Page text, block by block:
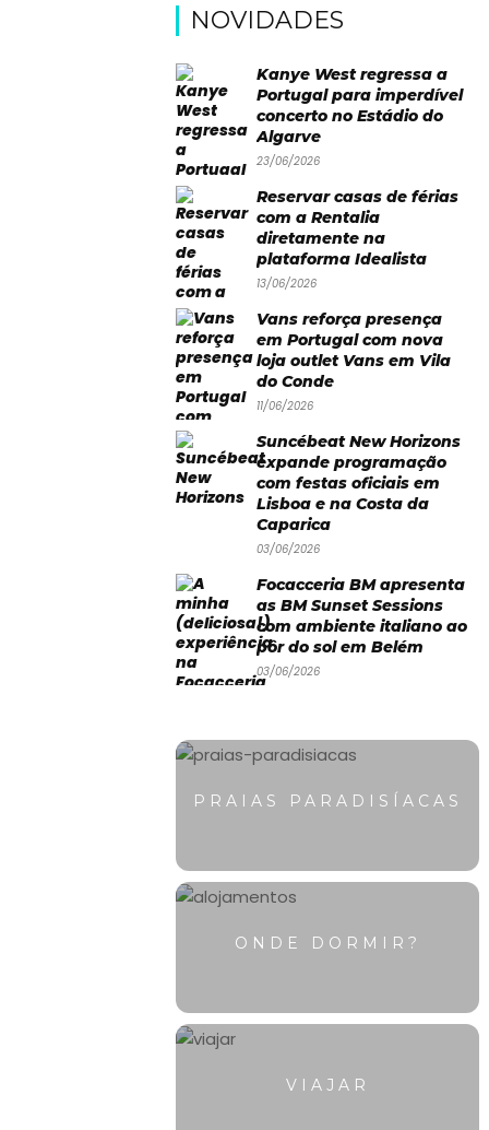
NOVIDADES
Kanye West regressa a
Portugal para imperdível
concerto no Estádio do
Algarve
23/06/2026
Reservar casas de férias
com a Rentalia
diretamente na
plataforma Idealista
13/06/2026
Vans reforça presença
em Portugal com nova
loja outlet Vans em Vila
do Conde
11/06/2026
Suncébeat New Horizons
expande programação
com festas oficiais em
Lisboa e na Costa da
Caparica
03/06/2026
Focacceria BM apresenta
as BM Sunset Sessions
com ambiente italiano ao
pôr do sol em Belém
03/06/2026
PRAIAS PARADISÍACAS
ONDE DORMIR?
VIAJAR